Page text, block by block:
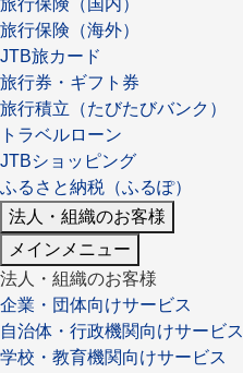
旅行保険（国内）
旅行保険（海外）
JTB旅カード
旅行券・ギフト券
旅行積立（たびたびバンク）
トラベルローン
JTBショッピング
ふるさと納税（ふるぽ）
法人・組織のお客様
メインメニュー
法人・組織のお客様
企業・団体向けサービス
自治体・行政機関向けサービス
学校・教育機関向けサービス